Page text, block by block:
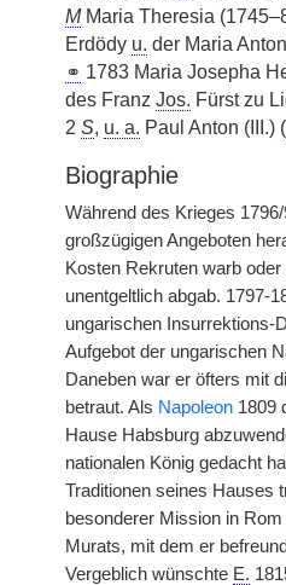
MMaria Theresia
Erdödy u. der Maria
⚭ 1783 Maria Josepha
des Franz Jos. Fürst zu
2 S, u. a. Paul Anton (III.) (
Biographie
Während des Krieges
großzügigen Angeboten
Kosten Rekruten warb
unentgeltlich abgab. 1797-
ungarischen Insurrektions-
Aufgebot der ungarischen
Daneben war er öfters mit
betraut. Als Napoleon 1809
Hause Habsburg
nationalen König gedacht
Traditionen seines Hauses
besonderer Mission in
Murats, mit dem er
Vergeblich wünschte E.